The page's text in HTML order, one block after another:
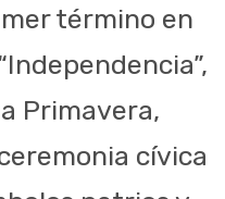
término en
Primavera,
cívica